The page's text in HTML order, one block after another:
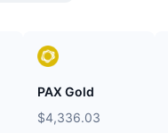
PAX Gold
$4,336.03